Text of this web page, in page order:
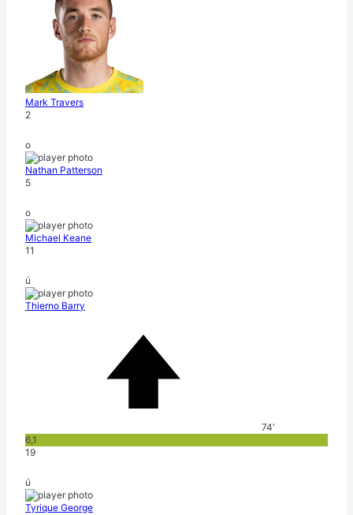
Mark Travers
2
o
Nathan Patterson
5
o
Michael Keane
11
ú
Thierno Barry
74'
6,1
19
ú
Tyrique George